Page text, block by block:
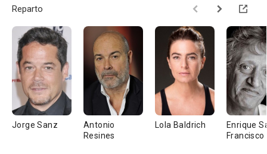
Reparto
Jorge Sanz
Antonio
Resines
Lola Baldrich
Enrique
Francisco